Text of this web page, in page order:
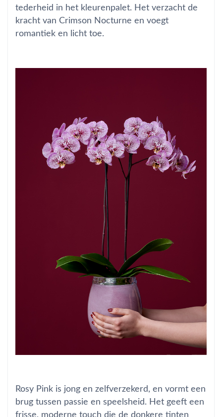
tederheid in het kleurenpalet. Het verzacht de
kracht van Crimson Nocturne en voegt
romantiek en licht toe.
Rosy Pink is jong en zelfverzekerd, en vormt een
brug tussen passie en speelsheid. Het geeft een